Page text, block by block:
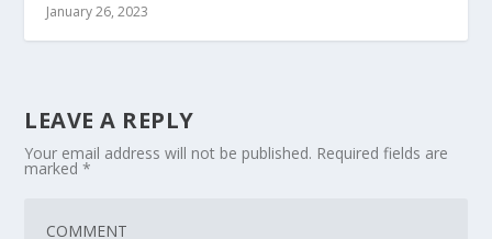
January 26, 2023
LEAVE A REPLY
Your email address will not be published. Required fields are
marked*